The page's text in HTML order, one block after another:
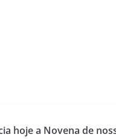
hoje a Novena de